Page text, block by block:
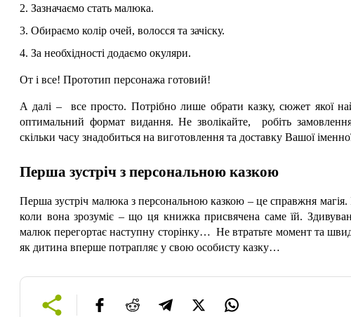
2. Зазначаємо стать малюка.
3. Обираємо колір очей, волосся та зачіску.
4. За необхідності додаємо окуляри.
От і все! Прототип персонажа готовий!
А далі –  все просто. Потрібно лише обрати казку, сюжет якої
оптимальний формат видання. Не зволікайте,  робіть
скільки часу знадобиться на виготовлення та доставку Вашої
Перша зустріч з персональною казкою
Перша зустріч малюка з персональною казкою – це справжня магія.
коли вона зрозуміє – що ця книжка присвячена саме їй.
малюк перегортає наступну сторінку…  Не втратьте момент та
як дитина вперше потрапляє у свою особисту казку…